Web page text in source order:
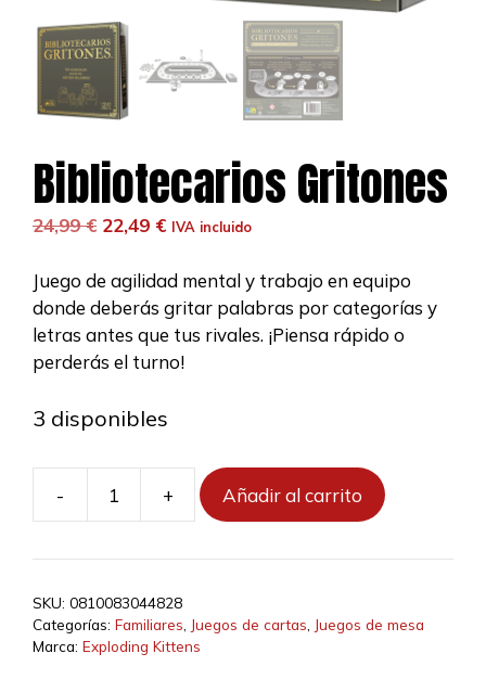
Bibliotecarios Gritones
24,99€ El
original
era:
24,99 €.
22,49 €El
actual
es:
22,49 €.
IVA incluido
Juego de agilidad mental y trabajo en equipo
donde deberás gritar palabras por categorías y
letras antes que tus rivales. ¡Piensa rápido o
perderás el turno!
3 disponibles
-
Bibliotecarios
cantidad
+ Añadir al carrito
SKU: 0810083044828
Categorías: Familiares Juegos de cartas Juegos de mesa
Marca: Exploding Kittens